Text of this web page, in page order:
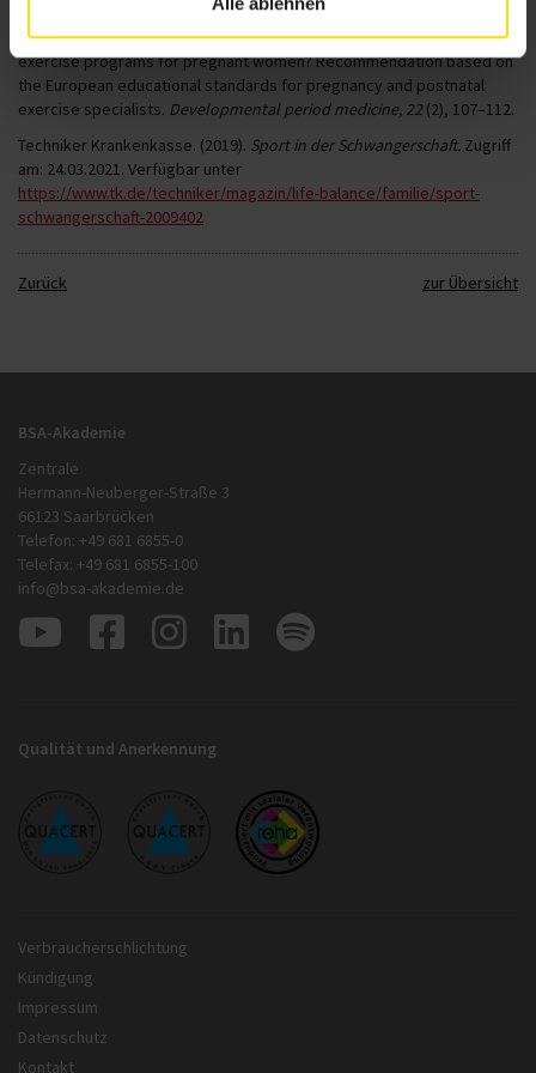
Szumilewicz, A. (2018). Who and how should prescribe and conduct
exercise programs for pregnant women? Recommendation based on
the European educational standards for pregnancy and postnatal
exercise specialists. Developmental period medicine, 22(2), 107–112.
Techniker Krankenkasse. (2019). Sport in der Schwangerschaft. Zugriff
am: 24.03.2021. Verfügbar unter
https://www.tk.de/techniker/magazin/life-balance/familie/sport-
schwangerschaft-2009402
Zurück zur Übersicht
BSA-Akademie
Zentrale
Hermann-Neuberger-Straße 3
66123 Saarbrücken
Telefon: +49 681 6855-0
Telefax: +49 681 6855-100
info@bsa-akademie.de
Qualität und Anerkennung
Verbraucherschlichtung
Kündigung
Impressum
Datenschutz
Kontakt